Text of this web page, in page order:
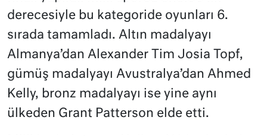
derecesiyle bu kategoride oyunları 6.
sırada tamamladı. Altın madalyayı
Almanya’dan Alexander Tim Josia Topf,
gümüş madalyayı Avustralya’dan Ahmed
Kelly, bronz madalyayı ise yine aynı
ülkeden Grant Patterson elde etti.